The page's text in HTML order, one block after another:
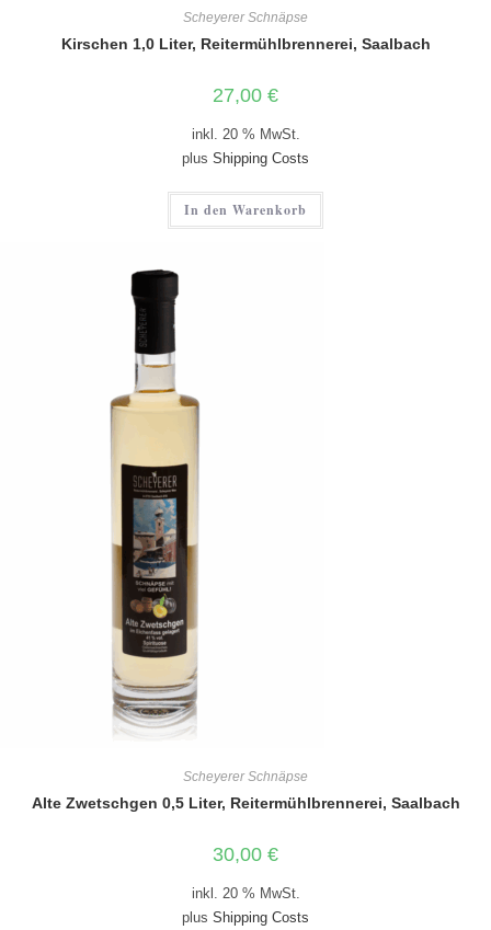
Scheyerer Schnäpse
Kirschen 1,0 Liter, Reitermühlbrennerei, Saalbach
27,00 €
inkl. 20 % MwSt.
plus Shipping Costs
In den Warenkorb
Scheyerer Schnäpse
Alte Zwetschgen 0,5 Liter, Reitermühlbrennerei, Saalbach
30,00 €
inkl. 20 % MwSt.
plus Shipping Costs